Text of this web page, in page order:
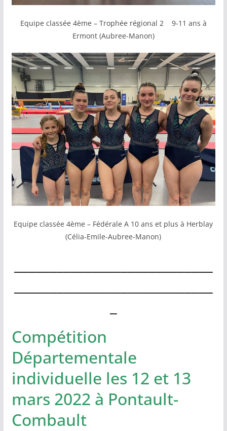
Equipe classée 4ème – Trophée régional 2 9-11 ans à
Ermont (Aubree-Manon)
Equipe classée 4ème – Fédérale A 10 ans et plus à Herblay
(Célia-Emile-Aubree-Manon)
Compétition
Départementale
individuelle les 12 et 13
mars 2022 à Pontault-
Combault